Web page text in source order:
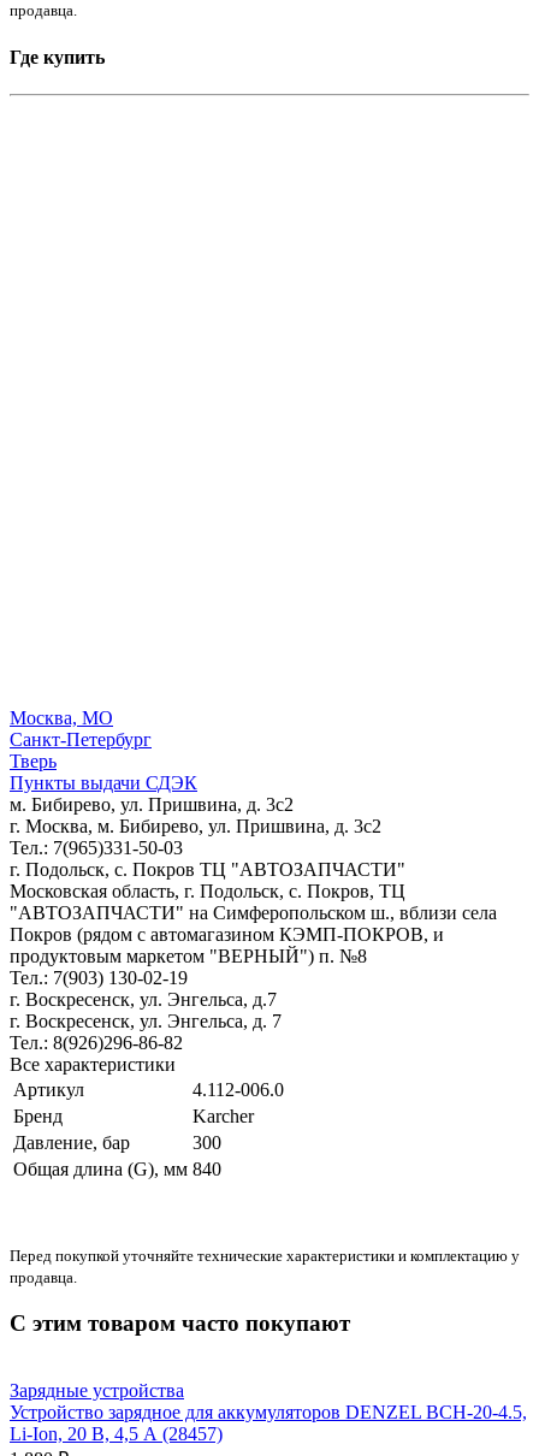
продавца.
Где купить
Москва, МО
Санкт-Петербург
Тверь
Пункты выдачи СДЭК
м. Бибирево, ул. Пришвина, д. 3с2
г. Москва, м. Бибирево, ул. Пришвина, д. 3с2
Тел.: 7(965)331-50-03
г. Подольск, c. Покров ТЦ "АВТОЗАПЧАСТИ"
Московская область, г. Подольск, c. Покров, ТЦ
"АВТОЗАПЧАСТИ" на Симферопольском ш., вблизи села
Покров (рядом с автомагазином КЭМП-ПОКРОВ, и
продуктовым маркетом "ВЕРНЫЙ") п. №8
Тел.: 7(903) 130-02-19
г. Воскресенск, ул. Энгельса, д.7
г. Воскресенск, ул. Энгельса, д. 7
Тел.: 8(926)296-86-82
Все характеристики
Артикул
4.112-006.0
Бренд
Karcher
Давление, бар
300
Общая длина (G), мм 840
Перед покупкой уточняйте технические характеристики и комплектацию у
продавца.
С этим товаром часто покупают
Зарядные устройства
Устройство зарядное для аккумуляторов DENZEL BCH-20-4.5,
Li-Ion, 20 В, 4,5 А (28457)